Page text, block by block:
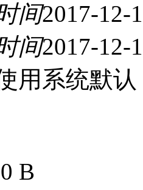
间2017-12-
间2017-12-
用系统默认
B